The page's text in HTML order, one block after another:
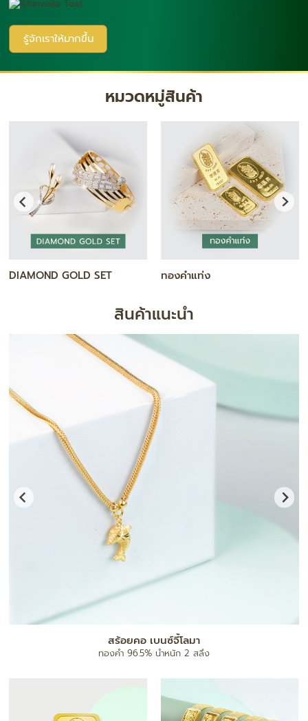
รู้จักเราให้มากขึ้น
หมวดหมู่สินค้า
DIAMOND GOLD SET ทองคำแท่ง
สินค้าแนะนำ
สร้อยคอ เบนซ์จี้โลมา
ทองคำ 96.5% น้ำหนัก 2 สลึง